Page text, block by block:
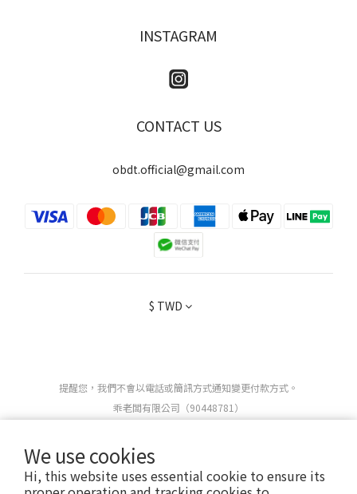
We use cookies
Hi, this website uses essential cookie to ensure its
INSTAGRAM
CONTACT US
obdt.official@gmail.com
$ TWD
提醒您，我們不會以電話或簡訊方式通知變更付款方式。
乖老闆有限公司（90448781）
Copyright 2025 ©OBEDIENT